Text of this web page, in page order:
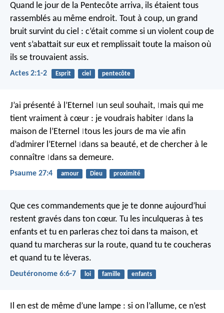
Quand le jour de la Pentecôte arriva, ils étaient tous
rassemblés au même endroit. Tout à coup, un grand
bruit survint du ciel : c’était comme si un violent coup de
vent s’abattait sur eux et remplissait toute la maison où
ils se trouvaient assis.
Actes 2:1-2 Esprit ciel pentecôte
J’ai présenté à l’Eternel un seul souhait, mais qui me
tient vraiment à cœur : je voudrais habiter dans la
maison de l’Eternel tous les jours de ma vie afin
d’admirer l’Eternel dans sa beauté, et de chercher à le
connaître dans sa demeure.
Psaume 27:4 amour Dieu proximité
Que ces commandements que je te donne aujourd’hui
restent gravés dans ton cœur. Tu les inculqueras à tes
enfants et tu en parleras chez toi dans ta maison, et
quand tu marcheras sur la route, quand tu te coucheras
et quand tu te lèveras.
Deutéronome 6:6-7 loi famille enfants
Il en est de même d’une lampe : si on l’allume, ce n’est